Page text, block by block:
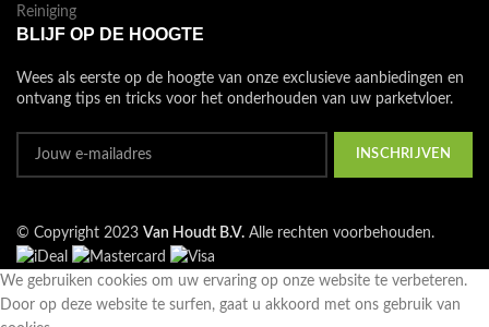
Reiniging
BLIJF OP DE HOOGTE
Wees als eerste op de hoogte van onze exclusieve aanbiedingen en
ontvang tips en tricks voor het onderhouden van uw parketvloer.
© Copyright 2023 Van Houdt B.V. Alle rechten voorbehouden.
We gebruiken cookies om uw ervaring op onze website te verbeteren.
Door op deze website te surfen, gaat u akkoord met ons gebruik van